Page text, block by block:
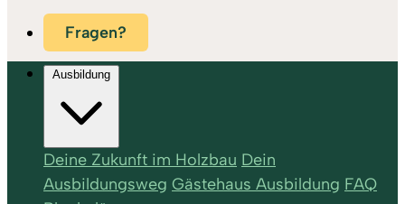
Fragen?
Ausbildung
Deine Zukunft im Holzbau Dein
Ausbildungsweg Gästehaus Ausbildung FAQ